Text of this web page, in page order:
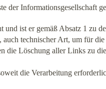
der Informationsgesellschaft
ist er gemäß Absatz 1
technischer Art, um für
die Löschung aller Links zu
die Verarbeitung